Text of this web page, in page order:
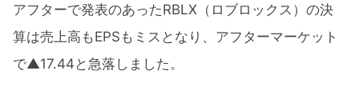
アフターで発表のあったRBLX（ロブロックス）の決
算は売上高もEPSもミスとなり、アフターマーケット
で▲17.44と急落しました。